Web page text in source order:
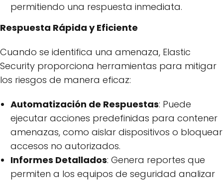
permitiendo una respuesta inmediata.
Respuesta Rápida y Eficiente
Cuando se identifica una amenaza, Elastic
Security proporciona herramientas para mitigar
los riesgos de manera eficaz:
Automatización de Respuestas: Puede
ejecutar acciones predefinidas para contener
amenazas, como aislar dispositivos o bloquear
accesos no autorizados.
Informes Detallados: Genera reportes que
permiten a los equipos de seguridad analizar